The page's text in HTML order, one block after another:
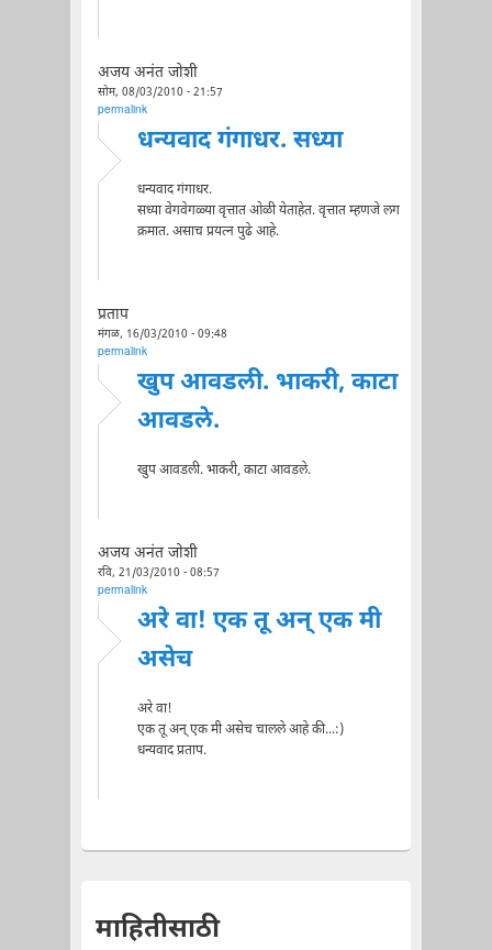
अजय अनंत जोशी
सोम, 08/03/2010 - 21:57
permalink
धन्यवाद गंगाधर. सध्या
धन्यवाद गंगाधर.
सध्या वेगवेगळ्या वृत्तात ओळी येताहेत. वृत्तात म्हणजे लग
क्रमात. असाच प्रयत्न पुढे आहे.
प्रताप
मंगळ, 16/03/2010 - 09:48
permalink
खुप आवडली. भाकरी, काटा
आवडले.
खुप आवडली. भाकरी, काटा आवडले.
अजय अनंत जोशी
रवि, 21/03/2010 - 08:57
permalink
अरे वा! एक तू अन् एक मी
असेच
अरे वा!
एक तू अन् एक मी असेच चालले आहे की...:)
धन्यवाद प्रताप.
माहितीसाठी